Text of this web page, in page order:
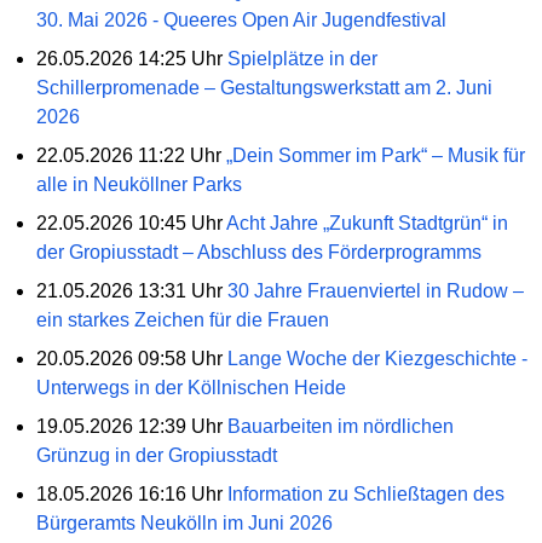
30. Mai 2026 - Queeres Open Air Jugendfestival
26.05.2026 14:25 Uhr Spielplätze in der
Schillerpromenade – Gestaltungswerkstatt am 2. Juni
2026
22.05.2026 11:22 Uhr „Dein Sommer im Park“ – Musik für
alle in Neuköllner Parks
22.05.2026 10:45 Uhr Acht Jahre „Zukunft Stadtgrün“ in
der Gropiusstadt – Abschluss des Förderprogramms
21.05.2026 13:31 Uhr 30 Jahre Frauenviertel in Rudow –
ein starkes Zeichen für die Frauen
20.05.2026 09:58 Uhr Lange Woche der Kiezgeschichte -
Unterwegs in der Köllnischen Heide
19.05.2026 12:39 Uhr Bauarbeiten im nördlichen
Grünzug in der Gropiusstadt
18.05.2026 16:16 Uhr Information zu Schließtagen des
Bürgeramts Neukölln im Juni 2026